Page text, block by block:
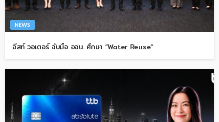
NEWS
อีสท์ วอเตอร์ จับมือ อจน. ศึกษา “Water Reuse”